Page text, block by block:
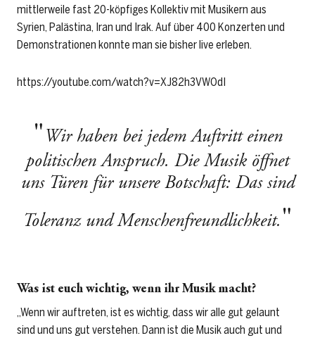
mittlerweile fast 20-köpfiges Kollektiv mit Musikern aus
Syrien, Palästina, Iran und Irak. Auf über 400 Konzerten und
Demonstrationen konnte man sie bisher live erleben.
https://youtube.com/watch?v=XJ82h3VWOdI
Wir haben bei jedem Auftritt einen
politischen Anspruch. Die Musik öffnet
uns Türen für unsere Botschaft: Das sind
Toleranz und Menschenfreundlichkeit.
Was ist euch wichtig, wenn ihr Musik macht?
„Wenn wir auftreten, ist es wichtig, dass wir alle gut gelaunt
sind und uns gut verstehen. Dann ist die Musik auch gut und